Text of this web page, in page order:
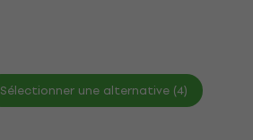
Documents
Sélectionner une alternative (4)